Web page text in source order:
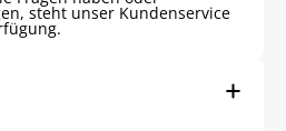
steht unser Kundenservice